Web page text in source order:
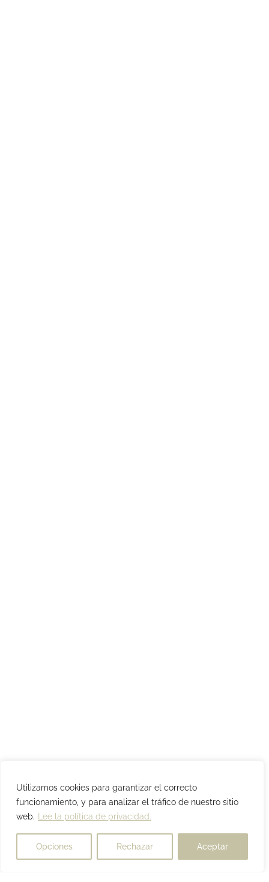
Utilizamos cookies para garantizar el correcto
funcionamiento, y para analizar el tráfico de nuestro sitio
web.
Lee la política de privacidad.
Opciones Rechazar Aceptar